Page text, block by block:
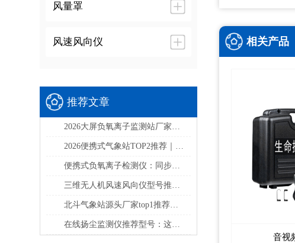
风量罩
风速风向仪
推荐文章
2026大屏负氧离子监测站厂家实力排行：景区生态环境监测选什么设备？
2026便携式气象站TOP2推荐｜TW-PQX6/TW-BQX6野外应急六要素气象监测选型指南
便携式负氧离子检测仪：同步检测负氧离子、甲醛、PM2.5、PM10多项核心空气指标
三维无人机风速风向仪型号推荐及厂家排行
北斗气象站源头厂家top1推荐——山东天蔚
在线扬尘监测仪推荐型号：这台设备可同步监测PM2.5、PM10、TSP等核心扬尘颗粒物指标
相关产品
音视